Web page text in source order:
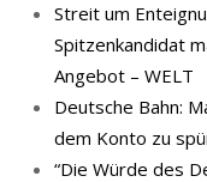
Streit um
Spitzenkandidat
Angebot – WELT
Deutsche Bahn:
dem Konto zu
“Die Würde des